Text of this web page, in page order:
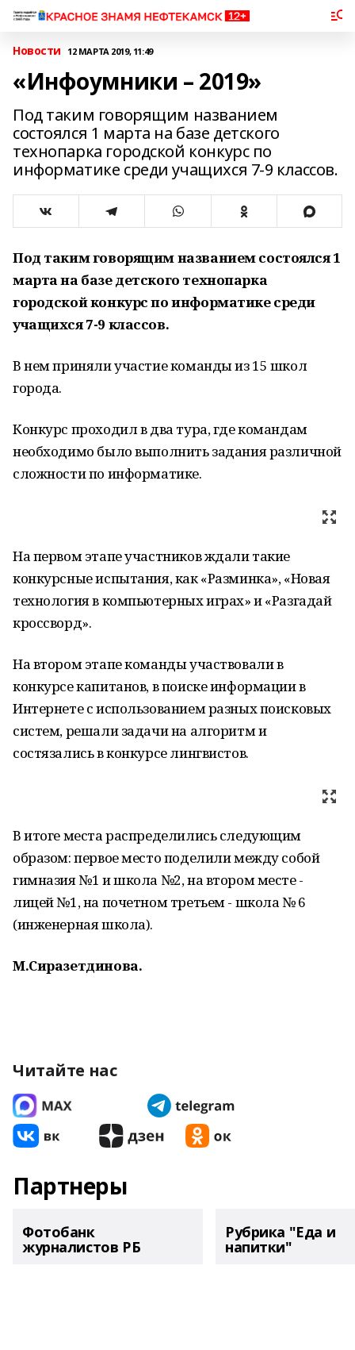
Новости 12 МАРТА 2019, 11:49
«Инфоумники – 2019»
Под таким говорящим названием
состоялся 1 марта на базе детского
технопарка городской конкурс по
информатике среди учащихся 7-9 классов.
Под таким говорящим названием состоялся 1
марта на базе детского технопарка
городской конкурс по информатике среди
учащихся 7-9 классов.
В нем приняли участие команды из 15 школ
города.
Конкурс проходил в два тура, где командам
необходимо было выполнить задания различной
сложности по информатике.
На первом этапе участников ждали такие
конкурсные испытания, как «Разминка», «Новая
технология в компьютерных играх» и «Разгадай
кроссворд».
На втором этапе команды участвовали в
конкурсе капитанов, в поиске информации в
Интернете с использованием разных поисковых
систем, решали задачи на алгоритм и
состязались в конкурсе лингвистов.
В итоге места распределились следующим
образом: первое место поделили между собой
гимназия №1 и школа №2, на втором месте -
лицей №1, на почетном третьем - школа № 6
(инженерная школа).
М.Сиразетдинова.
Читайте нас
Партнеры
Фотобанк
журналистов РБ
Рубрика "Еда и
напитки"